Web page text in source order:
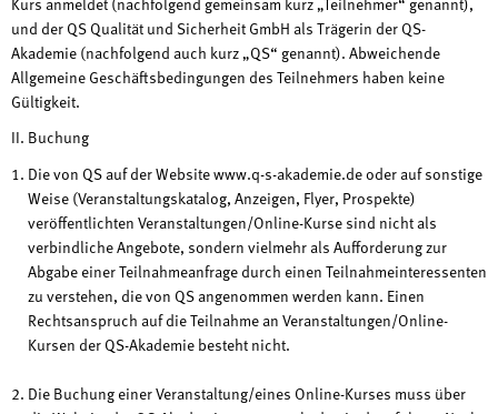
und der QS Qualität und Sicherheit GmbH als Trägerin der QS-
Akademie (nachfolgend auch kurz „QS“ genannt). Abweichende
Allgemeine Geschäftsbedingungen des Teilnehmers haben keine
Gültigkeit.
II. Buchung
Die von QS auf der Website www.q-s-akademie.de oder auf sonstige
Weise (Veranstaltungskatalog, Anzeigen, Flyer, Prospekte)
veröffentlichten Veranstaltungen/Online-Kurse sind nicht als
verbindliche Angebote, sondern vielmehr als Aufforderung zur
Abgabe einer Teilnahmeanfrage durch einen Teilnahmeinteressenten
zu verstehen, die von QS angenommen werden kann. Einen
Rechtsanspruch auf die Teilnahme an Veranstaltungen/Online-
Kursen der QS-Akademie besteht nicht.
Die Buchung einer Veranstaltung/eines Online-Kurses muss über